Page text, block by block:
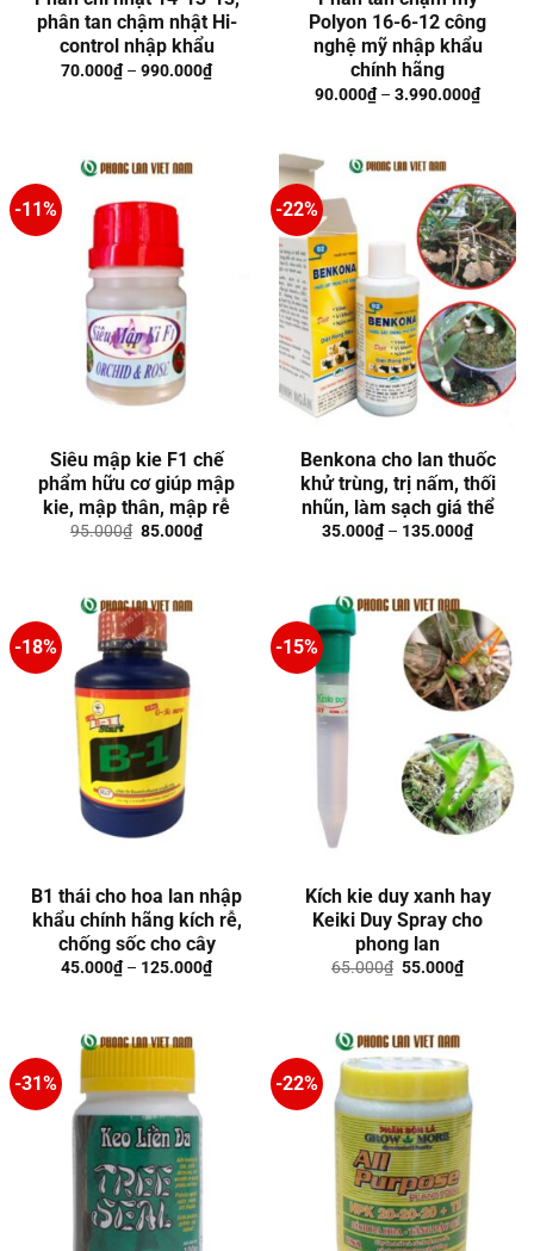
phân tan chậm nhật Hi-
control nhập khẩu
70.000₫– 990.000₫
Polyon 16-6-12 công
nghệ mỹ nhập khẩu
chính hãng
90.000₫– 3.990.000₫
-11%
Siêu mập kie F1 chế
phẩm hữu cơ giúp mập
kie, mập thân, mập rễ
95.000₫ Giá
85.000₫Giá
hiện
-22%
Benkona cho lan thuốc
khử trùng, trị nấm, thối
nhũn, làm sạch giá thể
35.000₫– 135.000₫
-18%
B1 thái cho hoa lan nhập
khẩu chính hãng kích rễ,
chống sốc cho cây
45.000₫– 125.000₫
-15%
Kích kie duy xanh hay
Keiki Duy Spray cho
phong lan
65.000₫ Giá
55.000₫Giá
hiện
-31% -22%